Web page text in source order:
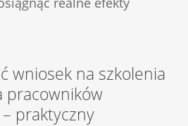
wniosek na szkolenia
pracowników
praktyczny